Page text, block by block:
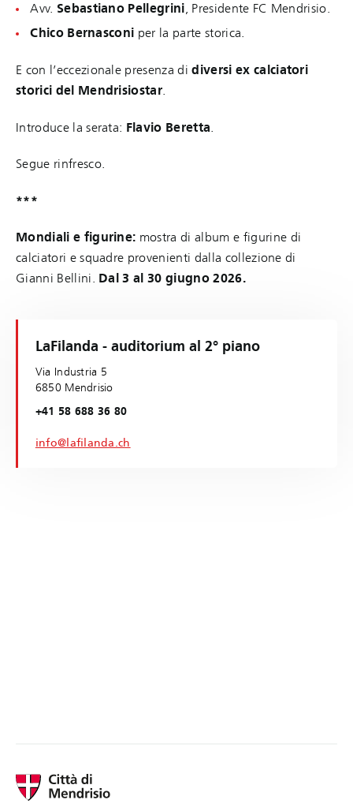
Avv. Sebastiano Pellegrini, Presidente FC Mendrisio.
Chico Bernasconi per la parte storica.
E con l’eccezionale presenza di diversi ex calciatori
storici del Mendrisiostar.
Introduce la serata: Flavio Beretta
Segue rinfresco.
***
Mondiali e figurine: mostra di album e figurine di
calciatori e squadre provenienti dalla collezione di
Gianni Bellini. Dal 3 al 30 giugno 2026.
LaFilanda - auditorium al 2° piano
Via Industria 5
6850 Mendrisio
+41 58 688 36 80
info@lafilanda.ch